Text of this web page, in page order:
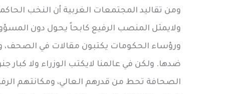
ومن تقاليد المجتمعات الغربية أن النخب
ولايمثل المنصب الرفيع كابحاً يحول دون
ورؤساء الحكومات يكتبون مقالات في الصحف،
ضدها. ولكن في عالمنا لايكتب الوزراء ولا كبار
الصحافة تحط من قدرهم العالي، ومكانتهم